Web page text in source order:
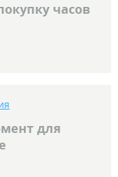
часов
для